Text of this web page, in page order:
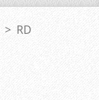
> RD